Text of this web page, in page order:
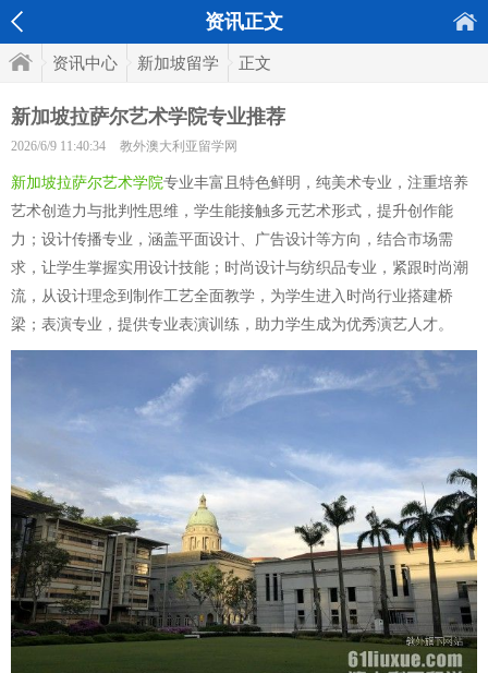
资讯正文
资讯中心 新加坡留学 正文
新加坡拉萨尔艺术学院专业推荐
2026/6/9 11:40:34 教外澳大利亚留学网
新加坡拉萨尔艺术学院专业丰富且特色鲜明，纯美术专业，注重培养
艺术创造力与批判性思维，学生能接触多元艺术形式，提升创作能
力；设计传播专业，涵盖平面设计、广告设计等方向，结合市场需
求，让学生掌握实用设计技能；时尚设计与纺织品专业，紧跟时尚潮
流，从设计理念到制作工艺全面教学，为学生进入时尚行业搭建桥
梁；表演专业，提供专业表演训练，助力学生成为优秀演艺人才。